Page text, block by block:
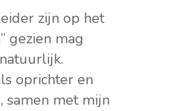
zijn op het
gezien mag
oprichter en
samen met mijn